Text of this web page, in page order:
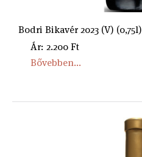
Bodri Bikavér 2023 (V) (0,75l)
Ár: 2.200 Ft
Bővebben...